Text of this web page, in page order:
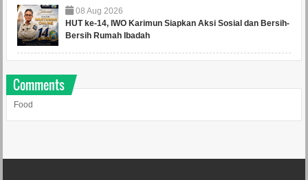
08 Aug 2026
HUT ke-14, IWO Karimun Siapkan Aksi Sosial dan Bersih-
Bersih Rumah Ibadah
Comments
Food